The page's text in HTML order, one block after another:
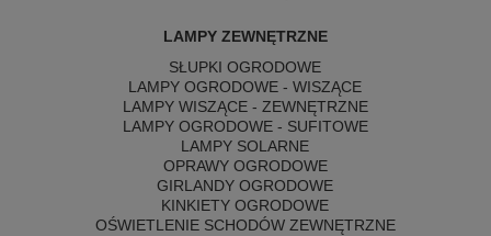
LAMPY ZEWNĘTRZNE
SŁUPKI OGRODOWE
LAMPY OGRODOWE - WISZĄCE
LAMPY WISZĄCE - ZEWNĘTRZNE
LAMPY OGRODOWE - SUFITOWE
LAMPY SOLARNE
OPRAWY OGRODOWE
GIRLANDY OGRODOWE
KINKIETY OGRODOWE
OŚWIETLENIE SCHODÓW ZEWNĘTRZNE